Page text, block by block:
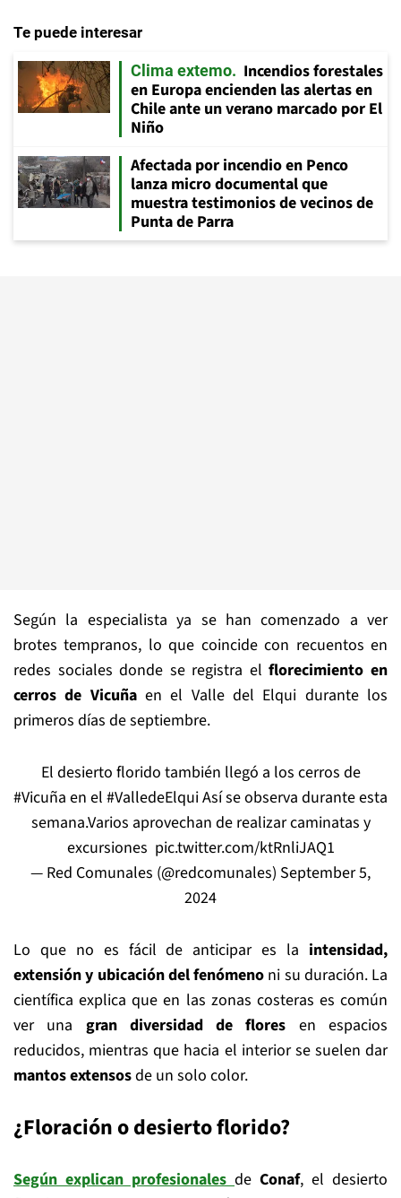
Te puede interesar
Clima extemo
Incendios forestales
en Europa encienden las alertas en
Chile ante un verano marcado por El
Niño
Afectada por incendio en Penco
lanza micro documental que
muestra testimonios de vecinos de
Punta de Parra
Según la especialista ya se han comenzado a ver
brotes tempranos, lo que coincide con recuentos en
redes sociales donde se registra elflorecimiento en
cerros de Vicuña en el Valle del Elqui durante los
primeros días de septiembre.
El desierto florido también llegó a los cerros de
#Vicuña en el #ValledeElquiAsí se observa durante esta
semana.Varios aprovechan de realizar caminatas y
excursiones ️ pic.twitter.com/ktRnliJAQ1
— Red Comunales (@redcomunales) September 5,
2024
Lo que no es fácil de anticipar es la intensidad,
extensión y ubicación del fenómeno ni su duración. La
científica explica que en las zonas costeras es común
ver una gran diversidad de flores en espacios
reducidos, mientras que hacia el interior se suelen dar
mantos extensosde un solo color.
¿Floración o desierto florido?
Según explican profesionales de Conaf, el desierto